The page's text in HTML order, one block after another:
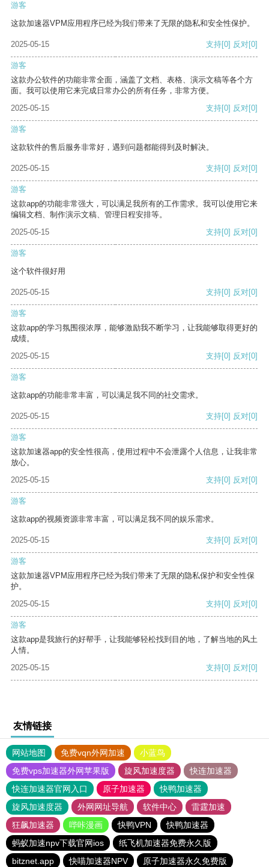
游客
这款加速器VPM应用程序已经为我们带来了无限的隐私和安全性保护。
2025-05-15 支持[0] 反对[0]
游客
这款办公软件的功能非常全面，涵盖了文档、表格、演示文稿等各个方
面。我可以使用它来完成日常办公的所有任务，非常方便。
2025-05-15
支持[0] 反对[0]
游客
这款软件的售后服务非常好，遇到问题都能得到及时解决。
2025-05-15 支持[0] 反对[0]
游客
这款app的功能非常强大，可以满足我所有的工作需求。我可以使用它来
编辑文档、制作演示文稿、管理日程安排等。
2025-05-15
支持[0] 反对[0]
游客
这个软件很好用
2025-05-15 支持[0] 反对[0]
游客
这款app的学习氛围很浓厚，能够激励我不断学习，让我能够取得更好的
成绩。
2025-05-15
支持[0] 反对[0]
游客
这款app的功能非常丰富，可以满足我不同的社交需求。
2025-05-15 支持[0] 反对[0]
游客
这款加速器app的安全性很高，使用过程中不会泄露个人信息，让我非常
放心。
2025-05-15
支持[0] 反对[0]
游客
这款app的视频资源非常丰富，可以满足我不同的娱乐需求。
2025-05-15 支持[0] 反对[0]
游客
这款加速器VPM应用程序已经为我们带来了无限的隐私保护和安全性保
护。
2025-05-15
支持[0] 反对[0]
游客
这款app是我旅行的好帮手，让我能够轻松找到目的地，了解当地的风土
人情。
2025-05-15
支持[0] 反对[0]
友情链接
网站地图 免费vqn外网加速
小蓝鸟
免费vps加速器外网苹果版
旋风加速度器
快连加速器
快连加速器官网入口
原子加速器
快鸭加速器
旋风加速度器
外网网址导航 软件中心
雷霆加速
狂飙加速器
哔咔漫画 快鸭VPN
快鸭加速器
蚂蚁加速npv下载官网ios
纸飞机加速器免费永久版
bitznet.app
快喵加速器NPV 原子加速器永久免费版